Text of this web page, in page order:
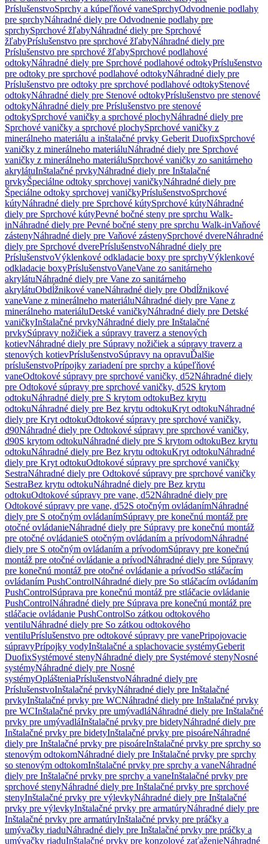
PríslušenstvoSprchy a kúpeľňové vaneSprchyOdvodnenie podlahy
pre sprchyNáhradné diely pre Odvodnenie podlahy pre
sprchySprchové žľabyNáhradné diely pre Sprchové
žľabyPríslušenstvo pre sprchové žľabyNáhradné diely pre
Príslušenstvo pre sprchové žľabySprchové podlahové
odtokyNáhradné diely pre Sprchové podlahové odtokyPríslušenstvo
pre odtoky pre sprchové podlahové odtokyNáhradné diely pre
Príslušenstvo pre odtoky pre sprchové podlahové odtokyStenové
odtokyNáhradné diely pre Stenové odtokyPríslušenstvo pre stenové
odtokyNáhradné diely pre Príslušenstvo pre stenové
odtokySprchové vaničky a sprchové plochyNáhradné diely pre
Sprchové vaničky a sprchové plochySprchové vaničky z
minerálneho materiálu a inštalačné prvky Geberit DuofixSprchové
vaničky z minerálneho materiáluNáhradné diely pre Sprchové
vaničky z minerálneho materiáluSprchové vaničky zo sanitárneho
akrylátuInštalačné prvkyNáhradné diely pre Inštalačné
prvkyŠpeciálne odtoky sprchovej vaničkyNáhradné diely pre
Špeciálne odtoky sprchovej vaničkyPríslušenstvoSprchové
kútyNáhradné diely pre Sprchové kútySprchové kútyNáhradné
diely pre Sprchové kútyPevné bočné steny pre sprchu Walk-
inNáhradné diely pre Pevné bočné steny pre sprchu Walk-inVaňové
zástenyNáhradné diely pre Vaňové zástenySprchové dvereNáhradné
diely pre Sprchové dverePríslušenstvoNáhradné diely pre
PríslušenstvoVýklenkové odkladacie boxy pre sprchyVýklenkové
odkladacie boxyPríslušenstvoVaneVane zo sanitárneho
akrylátuNáhradné diely pre Vane zo sanitárneho
akrylátuObdĺžnikové vaneNáhradné diely pre Obdĺžnikové
vaneVane z minerálneho materiáluNáhradné diely pre Vane z
minerálneho materiáluDetské vaničkyNáhradné diely pre Detské
vaničkyInštalačné prvkyNáhradné diely pre Inštalačné
prvkySúpravy nožičiek a súpravy traverz a stenových
kotievNáhradné diely pre Súpravy nožičiek a súpravy traverz a
stenových kotievPríslušenstvoSúpravy na opravuĎalšie
príslušenstvoPrípojky zariadení pre sprchy a kúpeľňové
vaneOdtokové súpravy pre sprchové vaničky, d52Náhradné diely
pre Odtokové súpravy pre sprchové vaničky, d52S krytom
odtokuNáhradné diely pre S krytom odtokuBez krytu
odtokuNáhradné diely pre Bez krytu odtokuKryt odtokuNáhradné
diely pre Kryt odtokuOdtokové súpravy pre sprchové vaničky,
d90Náhradné diely pre Odtokové súpravy pre sprchové vaničky,
d90S krytom odtokuNáhradné diely pre S krytom odtokuBez krytu
odtokuNáhradné diely pre Bez krytu odtokuKryt odtokuNáhradné
diely pre Kryt odtokuOdtokové súpravy pre sprchové vaničky
SestraNáhradné diely pre Odtokové súpravy pre sprchové vaničky
SestraBez krytu odtokuNáhradné diely pre Bez krytu
odtokuOdtokové súpravy pre vane, d52Náhradné diely pre
Odtokové súpravy pre vane, d52S otočným ovládanímNáhradné
diely pre S otočným ovládanímSúpravy pre konečnú montáž pre
otočné ovládanieNáhradné diely pre Súpravy pre konečnú montáž
pre otočné ovládanieS otočným ovládaním a prívodomNáhradné
diely pre S otočným ovládaním a prívodomSúpravy pre konečnú
montáž pre otočné ovládanie a prívodNáhradné diely pre Súpravy
pre konečnú montáž pre otočné ovládanie a prívodSo stláčacím
ovládaním PushControlNáhradné diely pre So stláčacím ovládaním
PushControlSúprava pre konečnú montáž pre stláčacie ovládanie
PushControlNáhradné diely pre Súprava pre konečnú montáž pre
stláčacie ovládanie PushControlSo zátkou odtokového
ventiluNáhradné diely pre So zátkou odtokového
ventiluPríslušenstvo pre odtokové súpravy pre vanePripojovacie
súpravyPrípojky vodyInštalačné a splachovacie systémyGeberit
DuofixSystémové stenyNáhradné diely pre Systémové stenyNosné
systémyNáhradné diely pre Nosné
systémyOplášteniaPríslušenstvoNáhradné diely pre
PríslušenstvoInštalačné prvkyNáhradné diely pre Inštalačné
prvkyInštalačné prvky pre WCNáhradné diely pre Inštalačné prvky
pre WCInštalačné prvky pre umývadláNáhradné diely pre Inštalačné
prvky pre umývadláInštalačné prvky pre bidetyNáhradné diely pre
Inštalačné prvky pre bidetyInštalačné prvky pre pisoáreNáhradné
diely pre Inštalačné prvky pre pisoáreInštalačné prvky pre sprchy so
stenovým odtokomNáhradné diely pre Inštalačné prvky pre sprchy
so stenovým odtokomInštalačné prvky pre sprchy a vaneNáhradné
diely pre Inštalačné prvky pre sprchy a vaneInštalačné prvky pre
sprchové stenyNáhradné diely pre Inštalačné prvky pre sprchové
stenyInštalačné prvky pre výlevkyNáhradné diely pre Inštalačné
prvky pre výlevkyInštalačné prvky pre armatúryNáhradné diely pre
Inštalačné prvky pre armatúryInštalačné prvky pre práčky a
umývačky riaduNáhradné diely pre Inštalačné prvky pre práčky a
umývačky riaduInštalačné prvky pre konzolové zaťaženieNáhradné